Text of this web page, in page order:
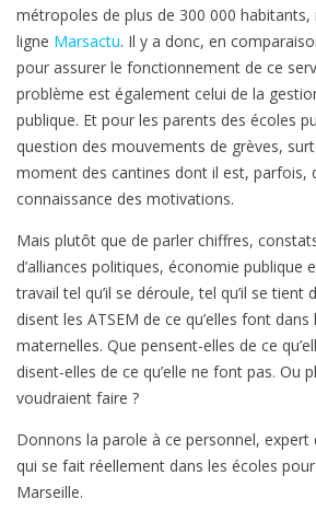
métropoles de plus de 300 000
ligne Marsactu. Il y a donc, en
pour assurer le fonctionnement de ce
problème est également celui de la
publique. Et pour les parents des écoles
question des mouvements de grèves,
moment des cantines dont il est, parfois,
connaissance des motivations.
Mais plutôt que de parler chiffres,
d’alliances politiques, économie publique
travail tel qu’il se déroule, tel qu’il se tient
disent les ATSEM de ce qu’elles font dans
maternelles. Que pensent-elles de ce
disent-elles de ce qu’elle ne font pas. Ou
voudraient faire ?
Donnons la parole à ce personnel, expert
qui se fait réellement dans les écoles
Marseille.